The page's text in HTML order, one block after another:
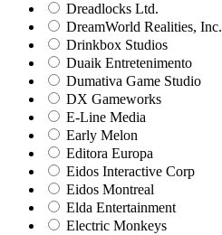
Dreadlocks Ltd.
DreamWorld Realities, Inc.
Drinkbox Studios
Duaik Entretenimento
Dumativa Game Studio
DX Gameworks
E-Line Media
Early Melon
Editora Europa
Eidos Interactive Corp
Eidos Montreal
Elda Entertainment
Electric Monkeys